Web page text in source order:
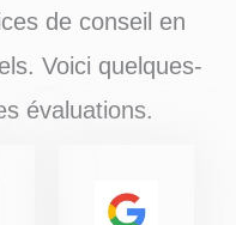
de conseil en
Voici quelques-
évaluations.